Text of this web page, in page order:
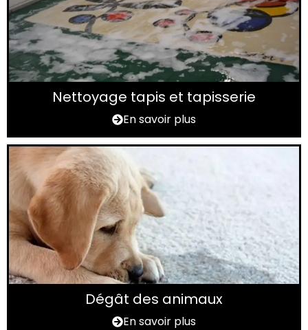
Nettoyage tapis et tapisserie
En savoir plus
Dégât des animaux
En savoir plus